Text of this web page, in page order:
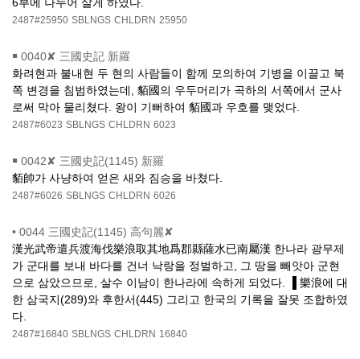
6부에 나누어 살게 하였다.
2487#25950 SBLNGS CHLDRN 25950
￭ 0040✘ 三國史記 新羅
화려현과 불내현 두 현의 사람들이 함께 모의하여 기병을 이끌고 북
쪽 변경을 침범하였는데, 貊國의 우두머리가 곡하의 서쪽에서 군사
로써 막아 물리쳤다. 왕이 기뻐하여 貊國과 우호를 맺었다.
2487#6023 SBLNGS CHLDRN 6023
￭ 0042✘ 三國史記(1145) 新羅
貊帥가 사냥하여 얻은 새와 짐승을 바쳤다.
2487#6026 SBLNGS CHLDRN 6026
• 0044 三國史記(1145) 高句麗✘
漢光武帝遣兵渡海伐樂浪取其地爲郡縣薩水已南屬漢 한나라 광무제
가 군대를 보내 바다를 건너 낙랑을 정벌하고, 그 땅을 빼앗아 군현
으로 삼았으므로, 살수 이남이 한나라에 속하게 되었다. ▐ 樂浪에 대
한 삼국지(289)와 후한서(445) 그리고 한국의 기록을 잘못 조합하였
다.
2487#16840 SBLNGS CHLDRN 16840